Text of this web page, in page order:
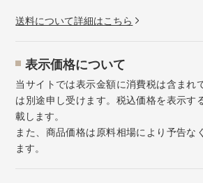
送料について詳細はこちら
表示価格について
当サイトでは表示金額に消費税は含まれ
は別途申し受けます。税込価格を表示す
載します。
また、商品価格は原料相場により予告な
ます。